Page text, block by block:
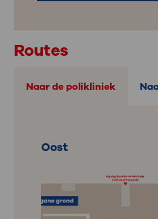
Routes
Naar de polikliniek
Oost